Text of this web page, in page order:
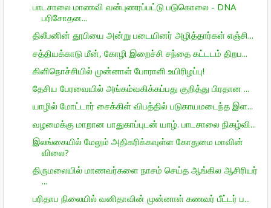
பாடசாலை மாணவி வன்புணரப்பட்டு படுகொலை - DNA
பரிசோதன...
திலீபனின் தூபியை அன்று படையினர் அழித்தார்கள் எஞ்சி...
சத்தியக்காடு மீன், கோழி இறைச்சி சந்தை கட்டடம் திறப...
கிளிநொச்சியில் முன்னாள் போராளி உயிரிழப்பு!
தேசிய பேரவையில் அங்கம்வகிக்கப்பது குறித்து பிரதான ...
யாழில் மோட்டார் சைக்கிள் விபத்தில் படுகாயமடைந்த இள...
வழமைக்கு மாறான பாதுகாப்புடன் யாழ். பாடசாலை நிகழ்வி...
இலங்கையில் மேலும் அதிகரிக்கவுள்ள கோதுமை மாவின்
விலை?
திருமலையில் மாணவர்களை நாசம் செய்த ஆங்கில ஆசிரியர்
...
பரிதாப நிலையில் வனிதாவின் முன்னாள் கணவர் பீட்டர் ப...